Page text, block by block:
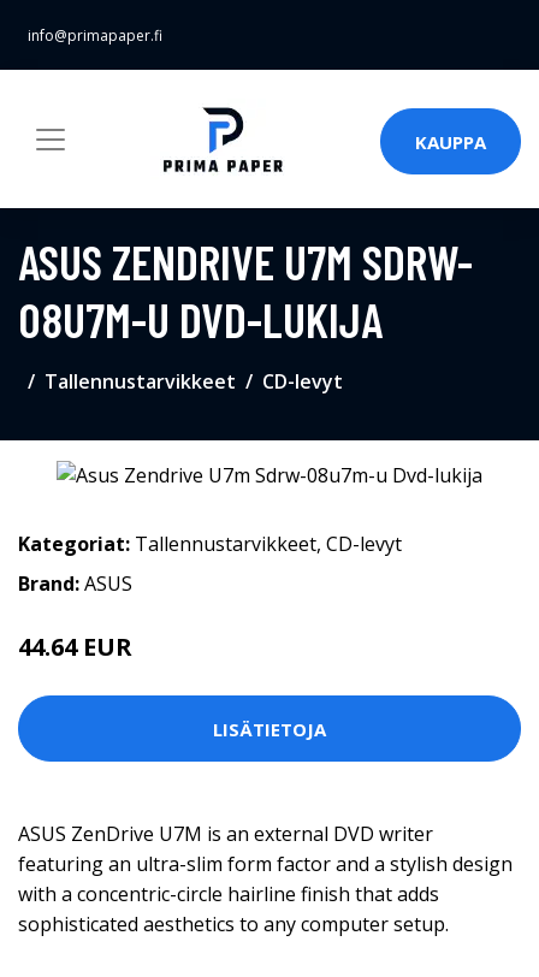
info@primapaper.fi
KAUPPA
ASUS ZENDRIVE U7M SDRW-
08U7M-U DVD-LUKIJA
Tallennustarvikkeet CD-levyt
Kategoriat: Tallennustarvikkeet, CD-levyt
Brand:ASUS
44.64 EUR
LISÄTIETOJA
ASUS ZenDrive U7M is an external DVD writer
featuring an ultra-slim form factor and a stylish design
with a concentric-circle hairline finish that adds
sophisticated aesthetics to any computer setup.